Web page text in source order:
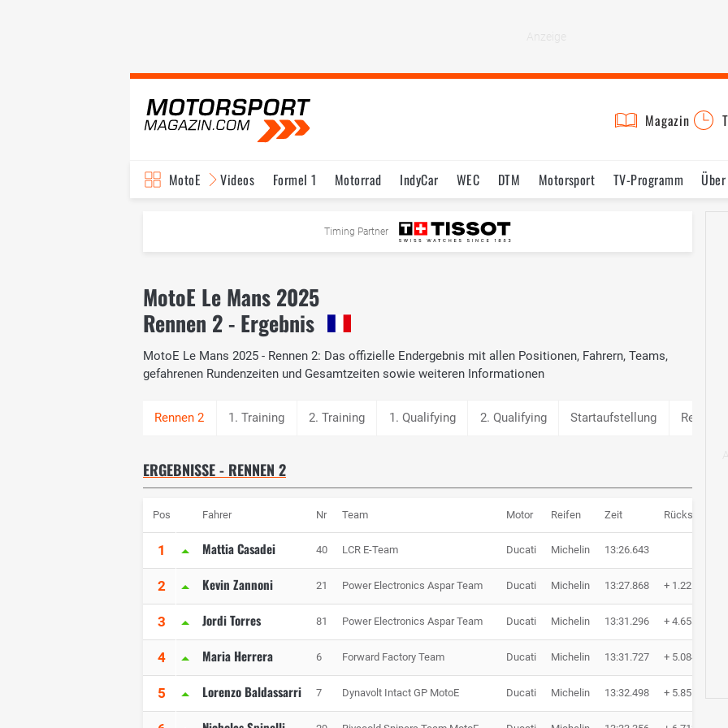
Magazin
MotoE Videos Formel 1 Motorrad IndyCar WEC DTM Motorsport TV-Programm
Timing Partner
MotoE Le Mans 2025
Rennen 2 - Ergebnis
MotoE Le Mans 2025 - Rennen 2: Das offizielle Endergebnis mit allen Positionen, Fahrern, Teams,
gefahrenen Rundenzeiten und Gesamtzeiten sowie weiteren Informationen
1. Training 2. Training 1. Qualifying 2. Qualifying Startaufstellung Rennen 1
ERGEBNISSE - RENNEN 2
Pos Fahrer Nr Team Motor Reifen Zeit Rückstand
1 Mattia Casadei 40 LCR E-Team Ducati Michelin 13:26.643
2 Kevin Zannoni 21 Power Electronics Aspar Team Ducati Michelin 13:27.868 + 1.225
3 Jordi Torres 81 Power Electronics Aspar Team Ducati Michelin 13:31.296 + 4.653
4 Maria Herrera 6 Forward Factory Team Ducati Michelin 13:31.727 + 5.084
5 Lorenzo Baldassarri 7 Dynavolt Intact GP MotoE Ducati Michelin 13:32.498 + 5.855